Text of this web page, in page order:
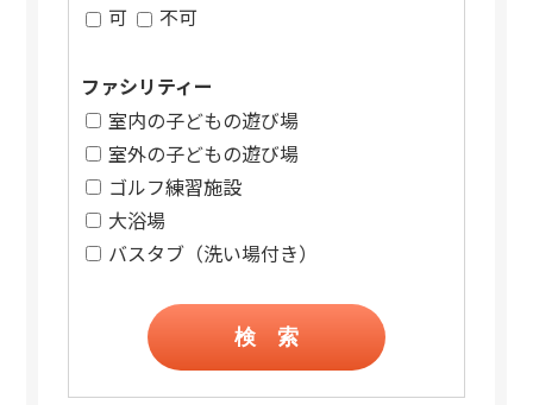
可
不可
ファシリティー
室内の子どもの遊び場
室外の子どもの遊び場
ゴルフ練習施設
大浴場
バスタブ（洗い場付き）
検 索